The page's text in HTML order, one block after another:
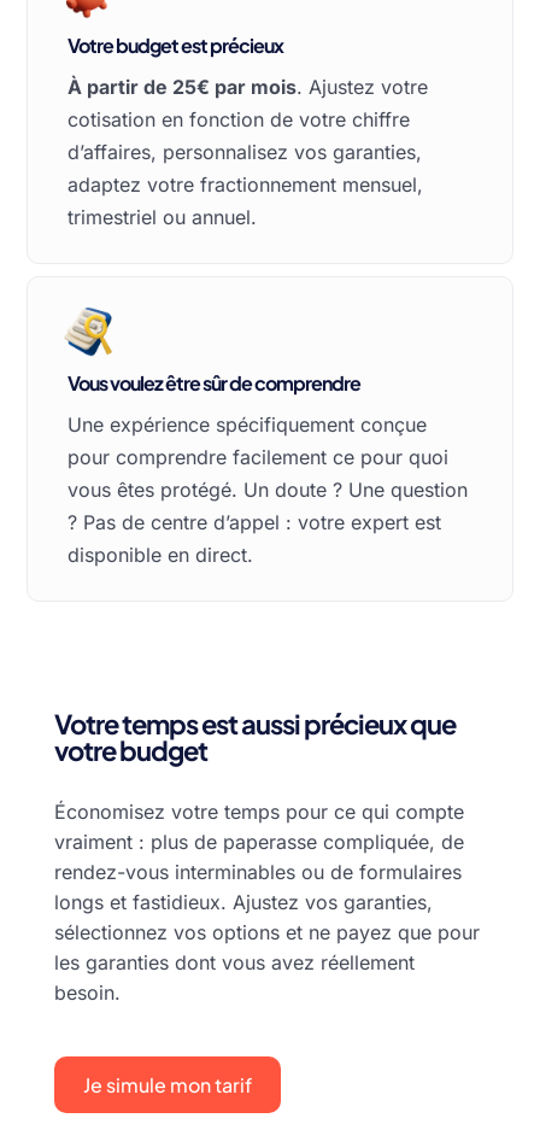
Votre budget est précieux
À partir de 25€ par mois. Ajustez votre
cotisation en fonction de votre chiffre
d’affaires, personnalisez vos garanties,
adaptez votre fractionnement mensuel,
trimestriel ou annuel.
Vous voulez être sûr de comprendre
Une expérience spécifiquement conçue
pour comprendre facilement ce pour quoi
vous êtes protégé. Un doute ? Une question
? Pas de centre d’appel : votre expert est
disponible en direct.
Votre temps est aussi précieux que
votre budget
Économisez votre temps pour ce qui compte
vraiment : plus de paperasse compliquée, de
rendez-vous interminables ou de formulaires
longs et fastidieux. Ajustez vos garanties,
sélectionnez vos options et ne payez que pour
les garanties dont vous avez réellement
besoin.
Je simule mon tarif